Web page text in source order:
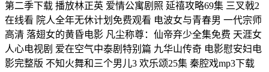
第二季下载 播放林正英 爱情公寓剧照 延禧攻略69集 三叉戟2
在线看 院人全年无休计划免费观看 电波女与青春男 一代宗师
高清 落翅女的黄昏电影 凡尘称尊：仙帝弃少全集免费 天涯女
人心电视剧 爱在空气中泰剧特别篇 九华山传奇 电影慰安妇电
影完整版 不知火舞和三个男儿3 欢乐颂25集 秦腔戏mp3下载